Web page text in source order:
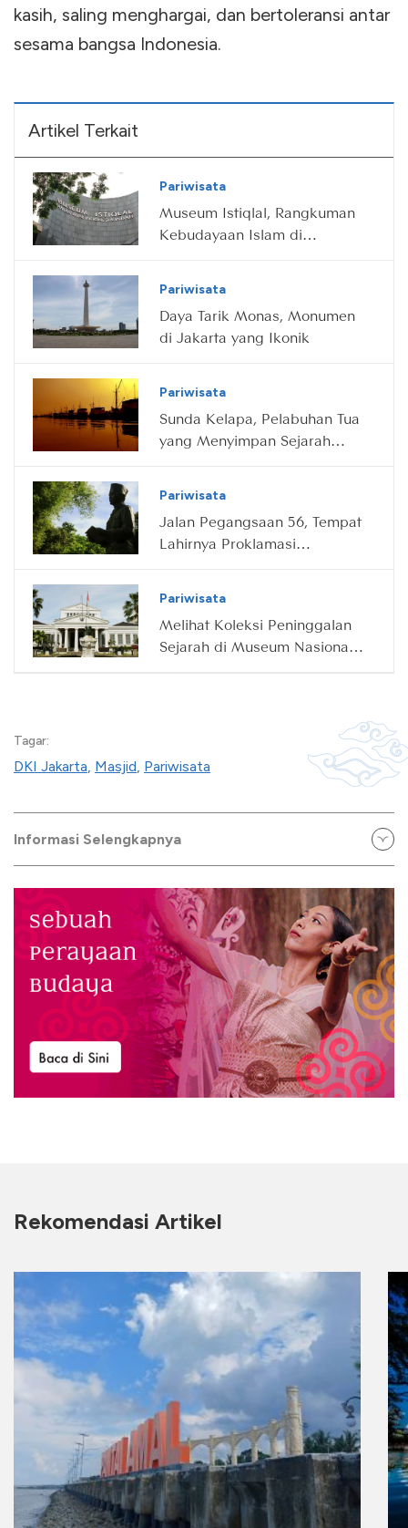
kasih, saling menghargai, dan bertoleransi antar
sesama bangsa Indonesia.
Artikel Terkait
Pariwisata
Museum Istiqlal, Rangkuman
Kebudayaan Islam di
Pariwisata
Daya Tarik Monas, Monumen
di Jakarta yang Ikonik
Pariwisata
Sunda Kelapa, Pelabuhan Tua
yang Menyimpan Sejarah
Pariwisata
Jalan Pegangsaan 56, Tempat
Lahirnya Proklamasi
Pariwisata
Melihat Koleksi Peninggalan
Sejarah di Museum Nasional,
Tagar:
DKI Jakarta, Masjid, Pariwisata
Informasi Selengkapnya
Rekomendasi Artikel